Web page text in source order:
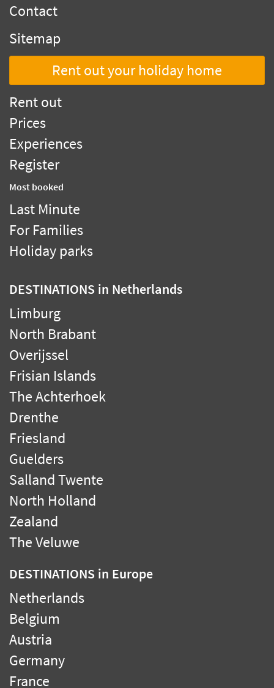
Contact
Sitemap
Rent out your holiday home
Rent out
Prices
Experiences
Register
Most booked
Last Minute
For Families
Holiday parks
DESTINATIONS in Netherlands
Limburg
North Brabant
Overijssel
Frisian Islands
The Achterhoek
Drenthe
Friesland
Guelders
Salland Twente
North Holland
Zealand
The Veluwe
DESTINATIONS in Europe
Netherlands
Belgium
Austria
Germany
France